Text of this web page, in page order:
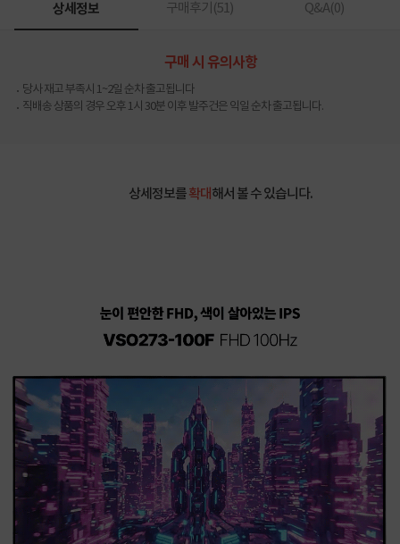
상세정보 구매후기(51) Q&A(0)
구매 시 유의사항
당사 재고 부족시 1~2일 순차 출고됩니다
직배송 상품의 경우 오후 1시 30분 이후 발주건은 익일 순차 출고됩니다.
상세정보를확대해서 볼 수 있습니다.